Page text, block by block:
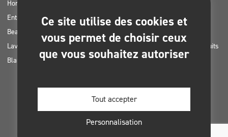
Horetz
Entreprises de nettoyage
Beauté
Lavages de voitures
Blanchisseries
Cartes MSDS
Consignes HACCP
Plans d’application des produits
Clinex
Photos à imprimer
Livres électroniques
Ce site utilise des cookies et
vous permet de choisir ceux
que vous souhaitez autoriser
Tout accepter
Personnalisation